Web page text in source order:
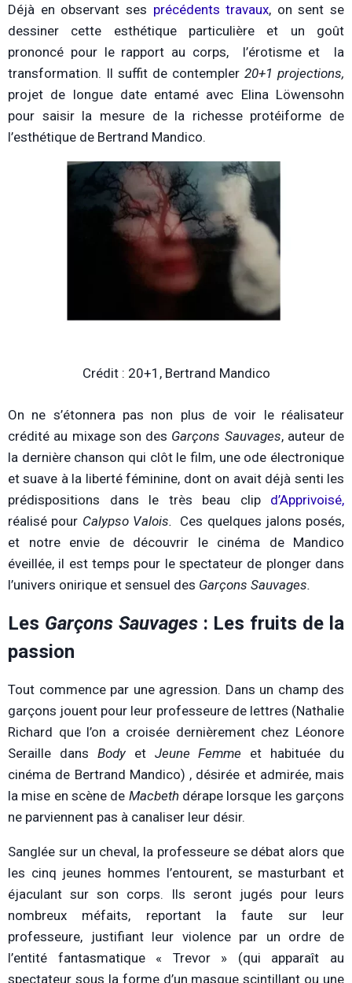
Déjà en observant ses précédents travaux, on sent se
dessiner cette esthétique particulière et un goût
prononcé pour le rapport au corps, l’érotisme et la
transformation. Il suffit de contempler 20+1 projections,
projet de longue date entamé avec Elina Löwensohn
pour saisir la mesure de la richesse protéiforme de
l’esthétique de Bertrand Mandico.
Crédit : 20+1, Bertrand Mandico
On ne s’étonnera pas non plus de voir le réalisateur
crédité au mixage son des Garçons Sauvages, auteur de
la dernière chanson qui clôt le film, une ode électronique
et suave à la liberté féminine, dont on avait déjà senti les
prédispositions dans le très beau clip d’Apprivoisé,
réalisé pour Calypso Valois. Ces quelques jalons posés,
et notre envie de découvrir le cinéma de Mandico
éveillée, il est temps pour le spectateur de plonger dans
l’univers onirique et sensuel des Garçons Sauvages.
Les Garçons Sauvages: Les fruits de la
passion
Tout commence par une agression. Dans un champ des
garçons jouent pour leur professeure de lettres (Nathalie
Richard que l’on a croisée dernièrement chez Léonore
Seraille dans Bodyet Jeune Femme et habituée du
cinéma de Bertrand Mandico) , désirée et admirée, mais
la mise en scène de Macbeth dérape lorsque les garçons
ne parviennent pas à canaliser leur désir.
Sanglée sur un cheval, la professeure se débat alors que
les cinq jeunes hommes l’entourent, se masturbant et
éjaculant sur son corps. Ils seront jugés pour leurs
nombreux méfaits, reportant la faute sur leur
professeure, justifiant leur violence par un ordre de
l’entité fantasmatique « Trevor » (qui apparaît au
spectateur sous la forme d’un masque scintillant ou une